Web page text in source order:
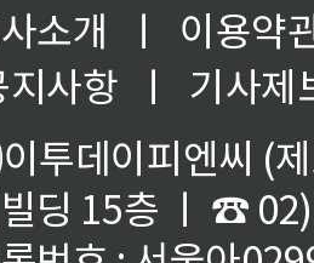
소개 ㅣ
이용약
지사항
ㅣ
기사제
투데이피엔씨 (
딩 15층 ㅣ ☎